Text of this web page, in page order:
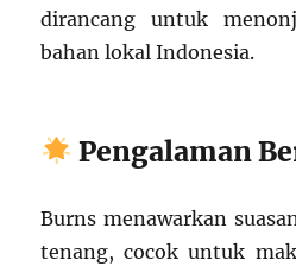
dirancang untuk
bahan lokal Indonesia.
Pengalaman
Burns menawarkan
tenang, cocok untuk